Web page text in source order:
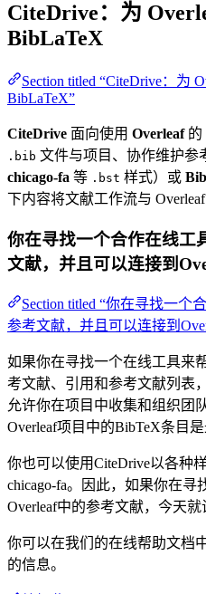
CiteDrive：为
BibLaTeX
Section titled “CiteDrive：为
BibLaTeX”
CiteDrive 面向使用 Overleaf的
.bib 文件与项目、协作维护参
chicago-fa 等 .bst 样式）或
下内容将文献工作流与 Overleaf
你在寻找一个合作在线工
文献，并且可以连接到
Section titled “你在寻找一个
参考文献，并且可以连接到
如果你在寻找一个在线工具来
考文献、引用和参考文献列表
允许你在项目中收集和组织团
Overleaf项目中的BibTeX条目是
你也可以使用CiteDrive以各种
chicago-fa。因此，如果你在寻
Overleaf中的参考文献，今天就
你可以在我们的在线帮助文档
的信息。